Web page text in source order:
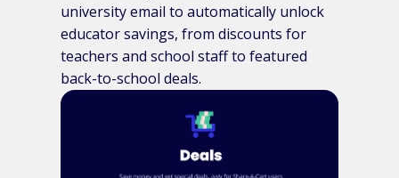
university email to automatically unlock
educator savings, from discounts for
teachers and school staff to featured
back-to-school deals.